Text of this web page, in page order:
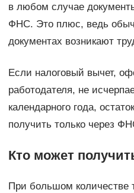
в любом случае
ФНС. Это плюс, ведь
документах возникают
Если налоговый вычет,
работодателя, не
календарного года,
получить только через
Кто может
При большом количестве